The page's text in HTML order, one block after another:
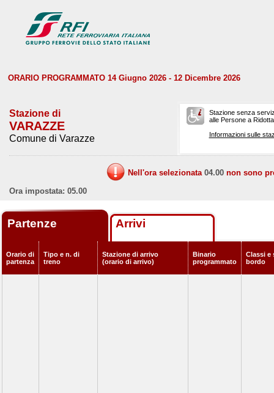
ORARIO PROGRAMMATO 14 Giugno 2026 - 12 Dicembre 2026
Stazione di
VARAZZE
Comune di Varazze
Stazione senza
alle Persone a
Informazioni sulle
Nell'ora selezionata 04.00 non sono
Ora impostata: 05.00
Partenze Arrivi
Orario di
partenza
Tipo e n. di
treno
Stazione di arrivo
(orario di arrivo)
Binario
programmato
Classi e
bordo